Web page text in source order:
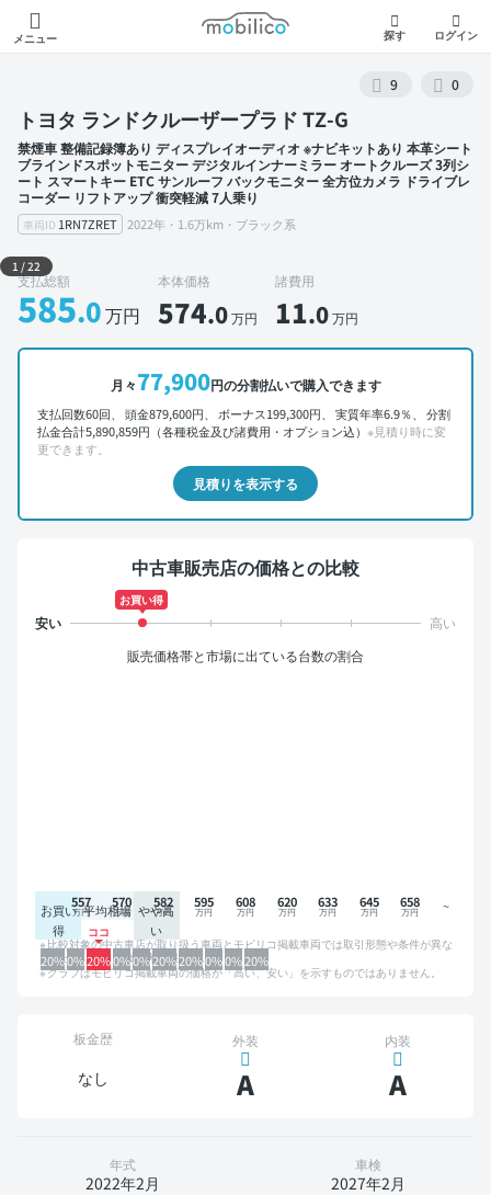
メニュー
モビリコ
探す ログイン
9 0
トヨタ ランドクルーザープラド TZ-G
禁煙車 整備記録簿あり ディスプレイオーディオ ※ナビキットあり 本革シート
ブラインドスポットモニター デジタルインナーミラー オートクルーズ 3列シ
ート スマートキー ETC サンルーフ バックモニター 全方位カメラ ドライブレ
コーダー リフトアップ 衝突軽減 7人乗り
車両ID 1RN7ZRET 2022年・1.6万km・ブラック系
外装 左前
1 /22
支払総額
585.0万円
本体価格
574.0万円
諸費用
11.0万円
月々77,900円の分割払いで購入できます
支払回数60回、 頭金879,600円、 ボーナス199,300円、 実質年率6.9％、 分割
払金合計5,890,859円（各種税金及び諸費用・オプション込） ※見積り時に変
更できます。
見積りを表示する
中古車販売店の価格との比較
お買い得
販売価格帯と市場に出ている台数の割合
お買い
得
平均相場 やや高
い
20%0%20%0%0%20%20%0%0%20%
557 570 582 595 608 620 633 645 658
比較対象の中古車店が取り扱う車両とモビリコ掲載車両では取引形態や条件が異な
るため、グラフは参考情報です。
グラフはモビリコ掲載車両の価格が「高い、安い」を示すものではありません。
板金歴
なし
外装
A
内装
A
年式
2022年2月
車検
2027年2月